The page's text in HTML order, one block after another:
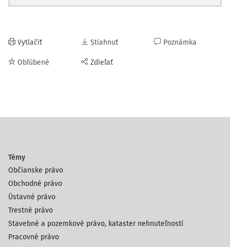
Vytlačiť
Obľúbené
Stiahnuť
Zdieľať
Poznámka
Témy
Občianske právo
Obchodné právo
Ústavné právo
Trestné právo
Stavebné a pozemkové právo, kataster nehnuteľností
Pracovné právo